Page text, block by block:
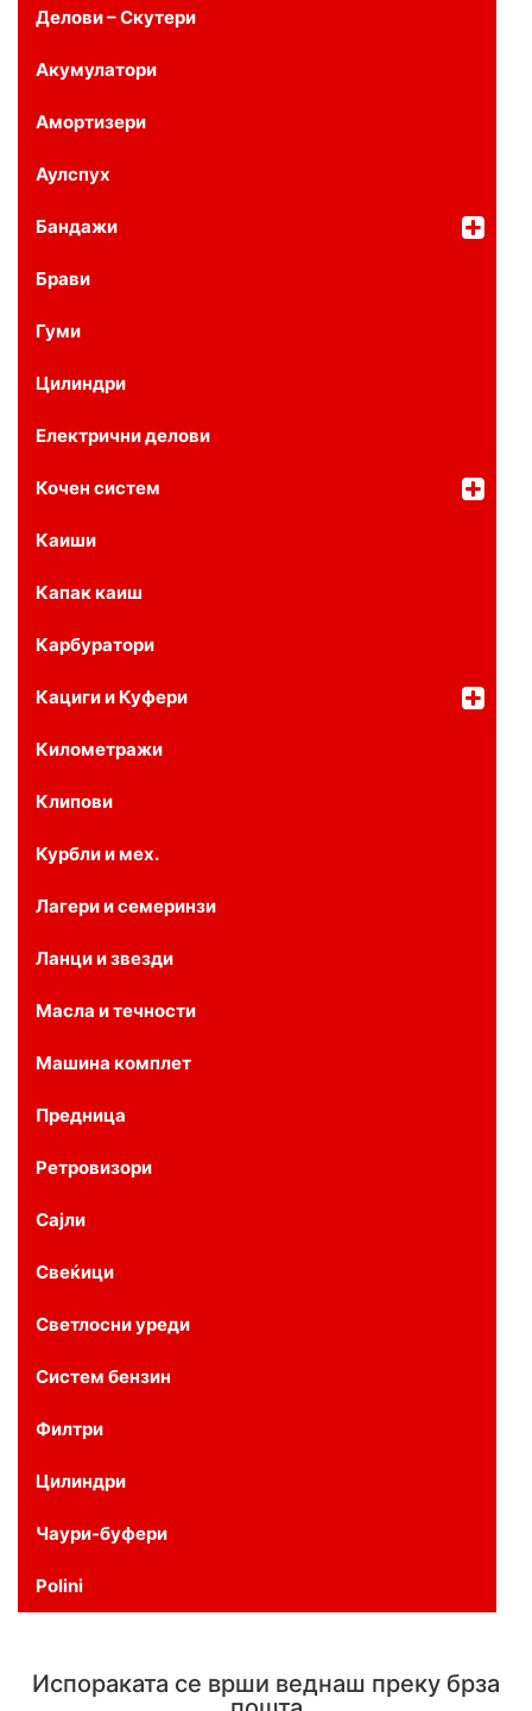
Делови – Скутери
Акумулатори
Амортизери
Аулспух
Бандажи
Брави
Гуми
Цилиндри
Електрични делови
Кочен систем
Каиши
Капак каиш
Карбуратори
Кациги и Куфери
Километражи
Клипови
Курбли и мех.
Лагери и семеринзи
Ланци и звезди
Масла и течности
Машина комплет
Предница
Ретровизори
Сајли
Свеќици
Светлосни уреди
Систем бензин
Филтри
Цилиндри
Чаури-буфери
Polini
Испораката се врши веднаш преку брза